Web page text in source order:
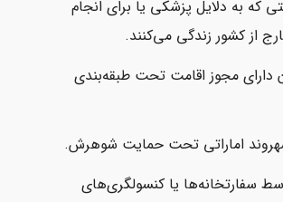
که به دلایل پزشکی یا برای انجام
از کشور زندگی می‌کنند.
دارای مجوز اقامت تحت طبقه‌بندی
اماراتی تحت حمایت شوهرش.
سفارتخانه‌ها یا کنسولگری‌های